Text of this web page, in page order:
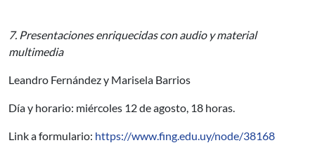
7. Presentaciones enriquecidas con audio y material
multimedia
Leandro Fernández y Marisela Barrios
Día y horario: miércoles 12 de agosto, 18 horas.
Link a formulario: https://www.fing.edu.uy/node/38168